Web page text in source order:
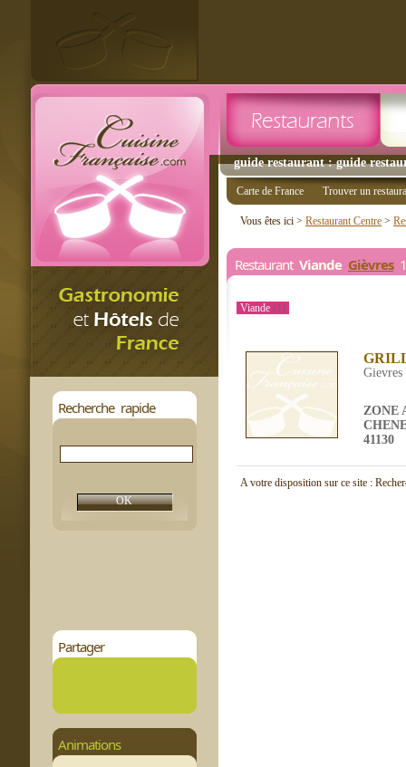
guide restaurant : guide
Recherche rapide
Partager
Animations
Carte de France Trouver un
Vous êtes ici > Restaurant Centre >
Restaurant Viande Gièvres1
Viande (1)
Gievres
ZONE
41130
A votre disposition sur ce site :